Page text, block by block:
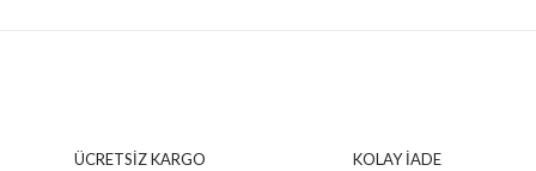
ÜCRETSİZ KARGO
KOLAY İADE